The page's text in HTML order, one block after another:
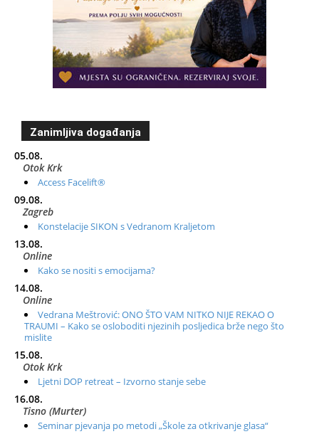
Zanimljiva događanja
05.08.
Otok Krk
Access Facelift®
09.08.
Zagreb
Konstelacije SIKON s Vedranom Kraljetom
13.08.
Online
Kako se nositi s emocijama?
14.08.
Online
Vedrana Meštrović: ONO ŠTO VAM NITKO NIJE REKAO O
TRAUMI – Kako se osloboditi njezinih posljedica brže nego što
mislite
15.08.
Otok Krk
Ljetni DOP retreat – Izvorno stanje sebe
16.08.
Tisno (Murter)
Seminar pjevanja po metodi „Škole za otkrivanje glasa“